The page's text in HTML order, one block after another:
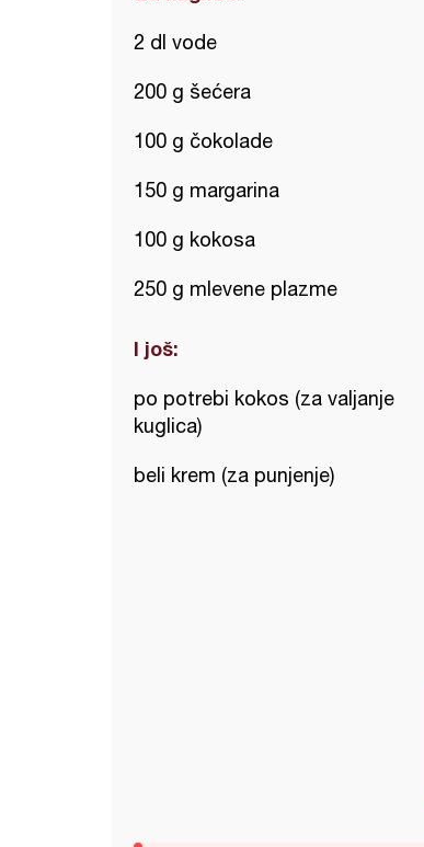
2 dl vode
200 g šećera
100 g čokolade
150 g margarina
100 g kokosa
250 g mlevene plazme
I još:
po potrebi kokos (za valjanje
kuglica)
beli krem (za punjenje)